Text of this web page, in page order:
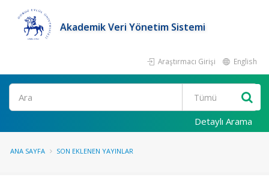
Akademik Veri Yönetim Sistemi
Araştırmacı Girişi English
Ara
Detaylı Arama
ANA SAYFA SON EKLENEN YAYINLAR